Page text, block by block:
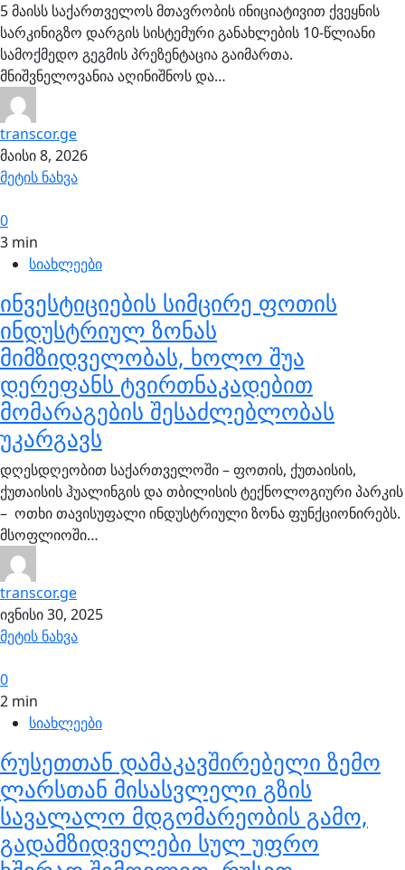
5 მაისს საქართველოს მთავრობის ინიციატივით ქვეყნის
სარკინიგზო დარგის სისტემური განახლების 10-წლიანი
სამოქმედო გეგმის პრეზენტაცია გაიმართა.
მნიშვნელოვანია აღინიშნოს და…
transcor.ge
მაისი 8, 2026
მეტის ნახვა
0
3 min
სიახლეები
ინვესტიციების სიმცირე ფოთის
ინდუსტრიულ ზონას
მიმზიდველობას, ხოლო შუა
დერეფანს ტვირთნაკადებით
მომარაგების შესაძლებლობას
უკარგავს
დღესდღეობით საქართველოში – ფოთის, ქუთაისის,
ქუთაისის ჰუალინგის და თბილისის ტექნოლოგიური პარკის
– ოთხი თავისუფალი ინდუსტრიული ზონა ფუნქციონირებს.
მსოფლიოში…
transcor.ge
ივნისი 30, 2025
მეტის ნახვა
0
2 min
სიახლეები
რუსეთთან დამაკავშირებელი ზემო
ლარსთან მისასვლელი გზის
სავალალო მდგომარეობის გამო,
გადამზიდველები სულ უფრო